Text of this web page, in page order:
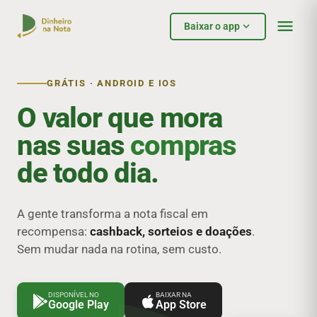
Baixaro appexpand_more menu
GRÁTIS · ANDROID E IOS
O valor que mora
nas suascompras
de todo dia.
A gente transforma a nota fiscal em
recompensa: cashback, sorteios e doações.
Sem mudar nada na rotina, sem custo.
DISPONÍVEL NO
Google Play
BAIXAR NA
App Store